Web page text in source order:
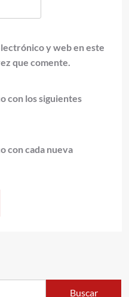
y web en este
que comente.
con los siguientes
con cada nueva
Buscar